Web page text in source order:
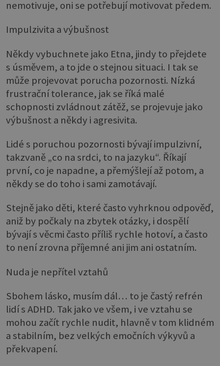
nemotivuje, oni se potřebují motivovat předem.
Impulzivita a výbušnost
Někdy vybuchnete jako Etna, jindy to přejdete
s úsměvem, a to jde o stejnou situaci. I tak se
může projevovat porucha pozornosti. Nízká
frustrační tolerance, jak se říká malé
schopnosti zvládnout zátěž, se projevuje jako
výbušnost a někdy i agresivita.
Lidé s poruchou pozornosti bývají impulzivní,
takzvaně „co na srdci, to na jazyku“. Říkají
první, co je napadne, a přemýšlejí až potom, a
někdy se do toho i sami zamotávají.
Stejně jako děti, které často vyhrknou odpověď,
aniž by počkaly na zbytek otázky, i dospělí
bývají s věcmi často příliš rychle hotoví, a často
to není zrovna příjemné ani jim ani ostatním.
Nuda je nepřítel vztahů
Sbohem lásko, musím dál… to je častý refrén
lidí s ADHD. Tak jako ve všem, i ve vztahu se
mohou začít rychle nudit, hlavně v tom klidném
a stabilním, bez velkých emočních výkyvů a
překvapení.